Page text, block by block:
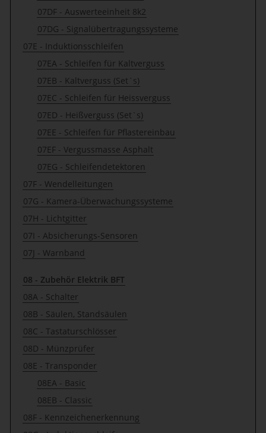
07DF - Auswerteeinheit 8k2
07DG - Signalübertragungssysteme
07E - Induktionsschleifen
07EA - Schleifen für Kaltverguss
07EB - Kaltverguss (Set`s)
07EC - Schleifen für Heissverguss
07ED - Heißverguss (Set`s)
07EE - Schleifen für Pflastereinbau
07EF - Vergussmasse Asphalt
07EG - Schleifendetektoren
07F - Wendelleitungen
07G - Kamera-Überwachungssysteme
07H - Lichtgitter
07I - Absicherungs-Sensoren
07J - Warnband
08 - Zubehör Elektrik BFT
08A - Schalter
08B - Säulen, Standsäulen
08C - Tastaturschlösser
08D - Münzprüfer
08E - Transponder
08EA - Basic
08EB - Classic
08F - Kennzeichenerkennung